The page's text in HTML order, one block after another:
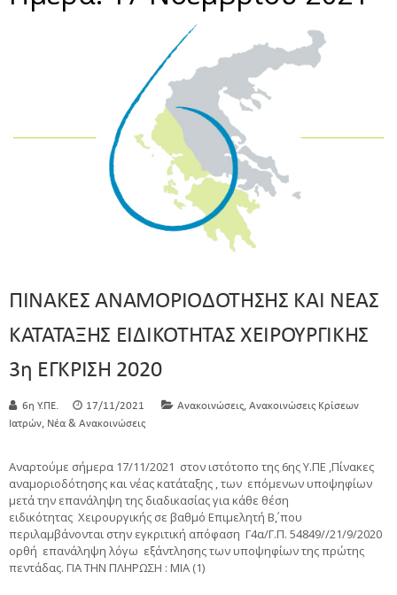
ΠΙΝΑΚΕΣ ΑΝΑΜΟΡΙΟΔΟΤΗΣΗΣ ΚΑΙ ΝΕΑΣ
ΚΑΤΑΤΑΞΗΣ ΕΙΔΙΚΟΤΗΤΑΣ ΧΕΙΡΟΥΡΓΙΚΗΣ
3η ΕΓΚΡΙΣΗ 2020
6η Υ.ΠΕ. 17/11/2021 Ανακοινώσεις, Ανακοινώσεις Κρίσεων
Ιατρών, Νέα & Ανακοινώσεις
Αναρτούμε σήμερα 17/11/2021 στον ιστότοπο της 6ης Υ.ΠΕ ,Πίνακες
αναμοριοδότησης και νέας κατάταξης , των επόμενων υποψηφίων
μετά την επανάληψη της διαδικασίας για κάθε θέση
ειδικότητας Χειρουργικής σε βαθμό Επιμελητή Β΄, που
περιλαμβάνονται στην εγκριτική απόφαση Γ4α/Γ.Π. 54849//21/9/2020
ορθή επανάληψη λόγω εξάντλησης των υποψηφίων της πρώτης
πεντάδας. ΓΙΑ ΤΗΝ ΠΛΗΡΩΣΗ : ΜΙΑ (1)